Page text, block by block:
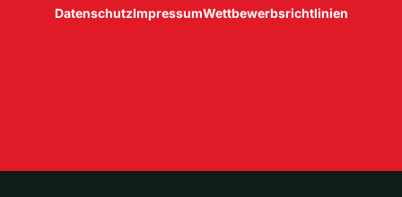
DatenschutzImpressumWettbewerbsrichtlinien